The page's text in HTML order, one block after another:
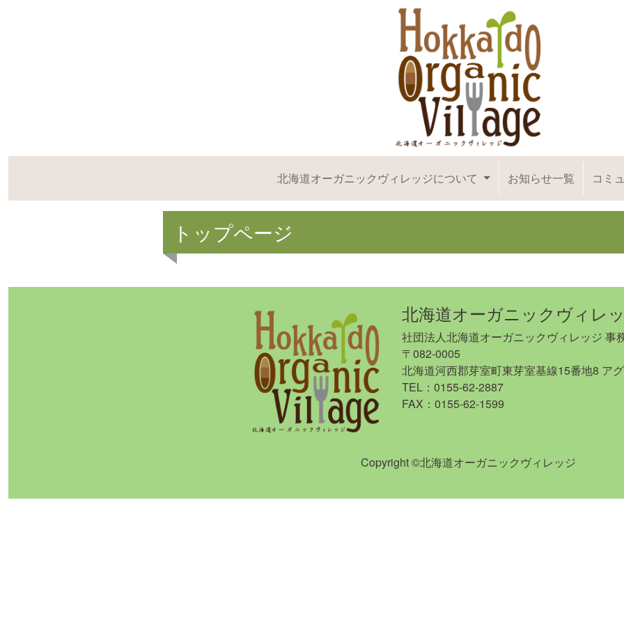
北海道オーガニックヴィレッジについて お知らせ一覧 コミ
トップページ
北海道オーガニックヴィレ
社団法人北海道オーガニックヴィレッジ 事
〒082-0005
北海道河西郡芽室町東芽室基線15番地8 ア
TEL：0155-62-2887
FAX：0155-62-1599
Copyright ©北海道オーガニックヴィレッジ